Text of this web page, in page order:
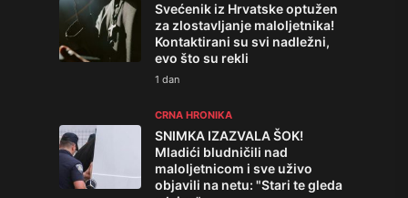
Svećenik iz Hrvatske optužen
za zlostavljanje maloljetnika!
Kontaktirani su svi nadležni,
evo što su rekli
1 dan
CRNA HRONIKA
SNIMKA IZAZVALA ŠOK!
Mladići bludničili nad
maloljetnicom i sve uživo
objavili na netu: "Stari te gleda